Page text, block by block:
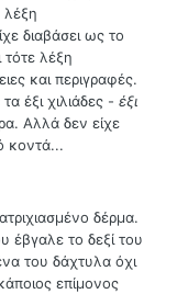
διαβάσει ως το
λέξη
και περιγραφές.
έξι χιλιάδες - έξι
Αλλά δεν είχε
κοντά...
δέρμα.
έβγαλε το δεξί του
του δάχτυλα όχι
επίμονος